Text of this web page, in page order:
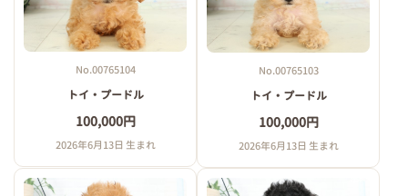
No.00765104
トイ・プードル
100,000円
2026年6月13日 生まれ
No.00765103
トイ・プードル
100,000円
2026年6月13日 生まれ